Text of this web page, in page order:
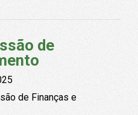
de
de Finanças e